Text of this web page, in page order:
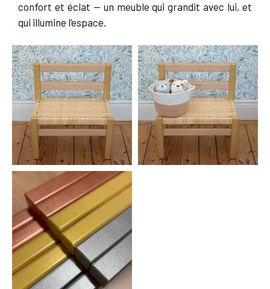
confort et éclat — un meuble qui grandit avec lui, et
qui illumine l’espace.